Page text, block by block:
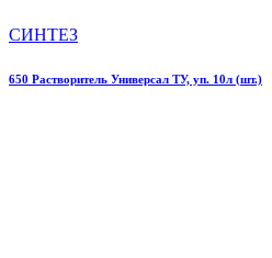
СИНТЕЗ
650 Растворитель Универсал ТУ, уп. 10л (шт.)